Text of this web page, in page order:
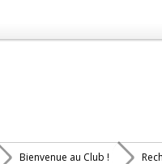
Bienvenue au Club !